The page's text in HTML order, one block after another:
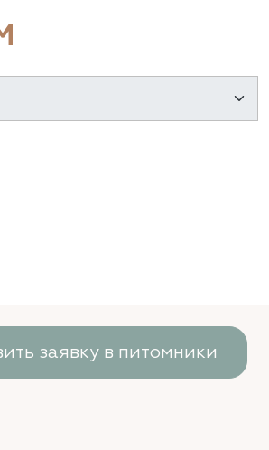
заявку в питомники